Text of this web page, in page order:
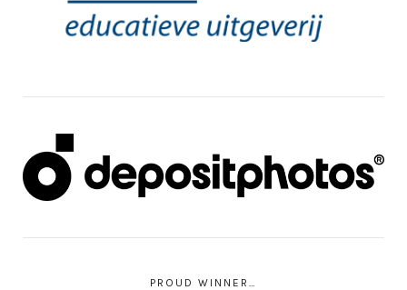
PROUD WINNER…